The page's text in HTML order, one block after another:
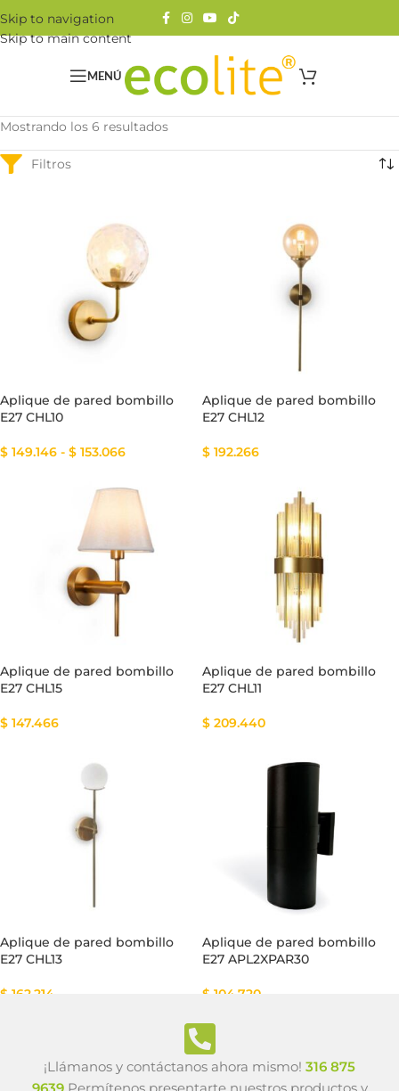
Skip to navigation
Skip to main content
MENÚ
Mostrando los 6 resultados
Aplique de pared bombillo
E27 CHL10
$ 149.146 - $ 153.066
Aplique de pared bombillo
E27 CHL12
$ 192.266
Aplique de pared bombillo
E27 CHL15
$ 147.466
Aplique de pared bombillo
E27 CHL11
$ 209.440
Aplique de pared bombillo
E27 CHL13
$ 162.214
Aplique de pared bombillo
E27 APL2XPAR30
$ 104.720
¡Llámanos y contáctanos ahora mismo! 316 875